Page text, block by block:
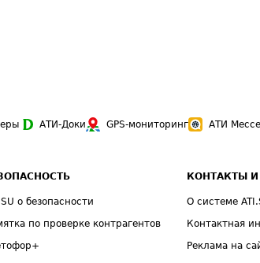
АТИ-Доки GPS-мониторинг АТИ
о безопасности
по проверке контрагентов
КОНТАКТЫ
О системе
Контактная
Реклама на